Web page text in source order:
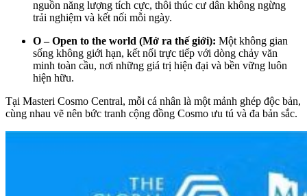
nguồn năng lượng tích cực, thôi thúc cư dân không ngừng
trải nghiệm và kết nối mỗi ngày.
O – Open to the world (Mở ra thế giới): Một không gian
sống không giới hạn, kết nối trực tiếp với dòng chảy văn
minh toàn cầu, nơi những giá trị hiện đại và bền vững luôn
hiện hữu.
Tại Masteri Cosmo Central, mỗi cá nhân là một mảnh ghép độc bản,
cùng nhau vẽ nên bức tranh cộng đồng Cosmo ưu tú và đa bản sắc.